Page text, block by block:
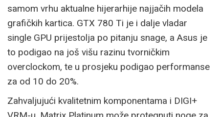
samom vrhu aktualne hijerarhije najjačih modela
grafičkih kartica. GTX 780 Ti je i dalje vladar
single GPU prijestolja po pitanju snage, a Asus je
to podigao na još višu razinu tvorničkim
overclockom, te u prosjeku podigao performanse
za od 10 do 20%.
Zahvaljujući kvalitetnim komponentama i DIGI+